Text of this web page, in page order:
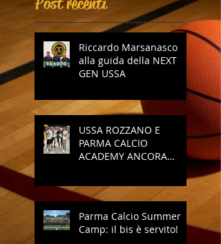
Riccardo Marsanasco
alla guida della NEXT
GEN USSA
USSA ROZZANO E
PARMA CALCIO
ACADEMY ANCORA
Parma Calcio Summer
Camp: il bis è servito!